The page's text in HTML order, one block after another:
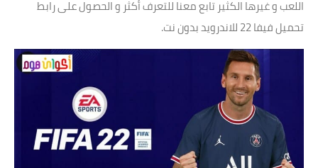
اللعب و غيرها الكثير تابع معنا للتعرف أكثر و الحصول على رابط
تحميل فيفا 22 للاندرويد بدون نت.